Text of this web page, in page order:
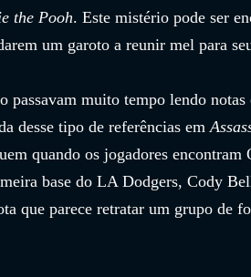
the Pooh. Este mistério pode ser
um garoto a reunir mel para
passavam muito tempo lendo
desse tipo de referências em
quando os jogadores encontram
base do LA Dodgers, Cody
que parece retratar um grupo de